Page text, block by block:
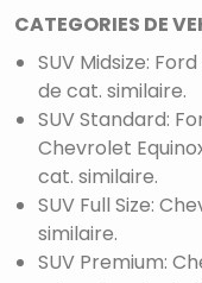
CATEGORIES DE
SUV Midsize:
de cat. similaire.
SUV Standard:
Chevrolet
cat. similaire.
SUV Full Size:
similaire.
SUV Premium: